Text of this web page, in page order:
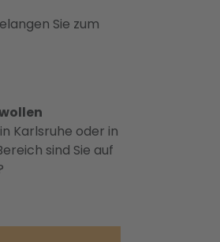
Sie zum
Karlsruhe oder in
sind Sie auf